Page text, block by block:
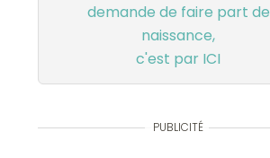
demande de faire part de
naissance,
c'est par ICI
PUBLICITÉ